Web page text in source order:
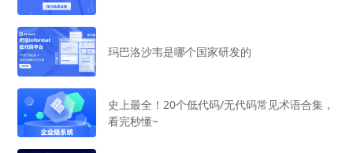
玛巴洛沙韦是哪个国家研发的
史上最全！20个低代码/无代码常见术语合集，
看完秒懂~